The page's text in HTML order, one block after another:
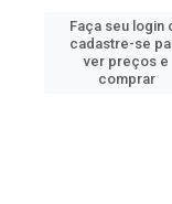
Faça seu login
cadastre-se
ver preços e
comprar